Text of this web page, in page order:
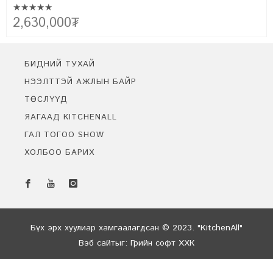
Эртний сонгодог болон орчин үеийн хэв маягийн хамтад нь
цогцлоосон бидний төгс бүтээл FARMHOUSE-г танилцуулж
бүтээх болсноор үүссэн юм.
2,150,000₮
★★★★★
БИДНИЙ ТУХАЙ
НЭЭЛТТЭЙ АЖЛЫН БАЙР
ТӨСЛҮҮД
ЯАГААД KITCHENALL
ГАЛ ТОГОО SHOW
ХОЛБОО БАРИХ
Бүх эрх хуулиар хамгаалагдсан © 2023. "KitchenAll"
Вэб сайтыг: Грийн софт ХХК